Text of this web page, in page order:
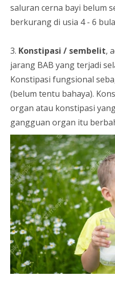
saluran cerna bayi belum
berkurang di usia 4 - 6
3. Konstipasi / sembelit,
jarang BAB yang terjadi
Konstipasi fungsional
(belum tentu bahaya).
organ atau konstipasi
gangguan organ itu